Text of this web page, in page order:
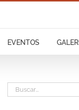
EVENTOS
Buscar: